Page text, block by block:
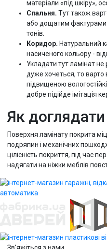
матеріали «під шкіру»,
Спальня. Тут також
або дощатим фактурами
тонів.
Коридор. Натуральний
насиченого кольору -
Укладати тут ламінат
дуже хочеться, то варто
підвищеною
добре підійде імітація
Як
Поверхня ламінату покрита
подряпин і механічних
цілісність покриття, під час
надягати на ніжки меблів
Зв'яжіться з нами